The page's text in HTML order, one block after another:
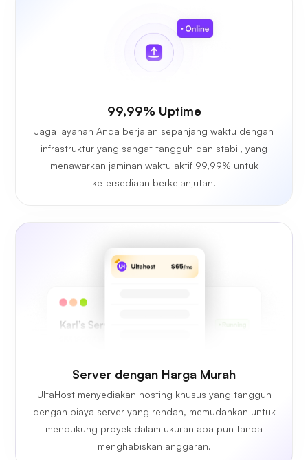
99,99% Uptime
Jaga layanan Anda berjalan sepanjang waktu dengan
infrastruktur yang sangat tangguh dan stabil, yang
menawarkan jaminan waktu aktif 99,99% untuk
ketersediaan berkelanjutan.
Server dengan Harga Murah
UltaHost menyediakan hosting khusus yang tangguh
dengan biaya server yang rendah, memudahkan untuk
mendukung proyek dalam ukuran apa pun tanpa
menghabiskan anggaran.